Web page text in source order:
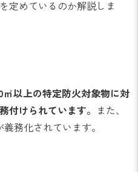
定めているのか解説しま
㎡以上の特定防火対象物に対
付けられています。 また、
務化されています。